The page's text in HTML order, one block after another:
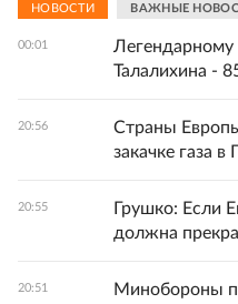
НОВОСТИ ВАЖНЫЕ
00:01
Легендарному
Талалихина -
20:56
Страны
закачке газа в
20:55
Грушко: Если
должна
20:51
Минобороны